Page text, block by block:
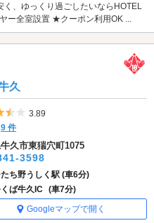
、ゆっくり過ごしたいならHOTEL
ー全室設置 ★クーポン利用OK ...
久
5つ星のうち3.5
3.89
9 件
久市東猯穴町1075
3598
ち野うしく駅 (車6分)
ば牛久IC (車7分)
Googleマップで開く